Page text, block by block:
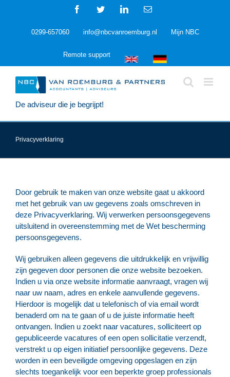
FacebookTwitterLinkedInE-
0299-657060 info@nbcvanroemburg.nl Mijn NBC
Remote support
De adviseur die je begrijpt!
Privacyverklaring
Door gebruik te maken van onze website gaat u akkoord
met het gebruik van uw gegevens zoals omschreven in
deze Privacyverklaring. Wij verwerken persoonsgegevens
uitsluitend in overeenstemming met de Wet bescherming
persoonsgegevens.
Wij gebruiken alleen gegevens die uitdrukkelijk en vrijwillig
zijn gegeven door personen die onze website bezoeken.
Indien u via onze website informatie aanvraagt, vragen wij
naar uw naam, adres en enkele aanvullende gegevens.
Hierdoor is mogelijk dat u telefonisch of via email wordt
benaderd om na te gaan of u de juiste informatie heeft
ontvangen. Indien u zoekt naar vacatures, solliciteert op
gepubliceerde vacatures of een open sollicitatie verzendt,
verstrekt u op eigen initiatief persoonlijke gegevens. Deze
worden in een beveiligde omgeving opgeslagen en zijn
slechts toegankelijk voor een beperkte groep professionals